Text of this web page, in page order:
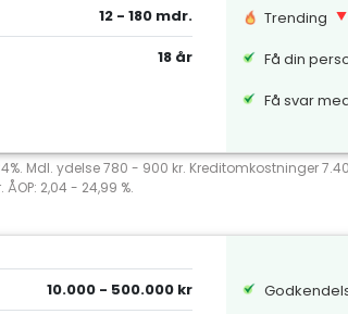
12 - 180 mdr.
18 år
Trending
Få din
Få svar
Mdl. ydelse 780 - 900 kr. Kreditomkostninger
2,04 - 24,99 %.
10.000 - 500.000 kr